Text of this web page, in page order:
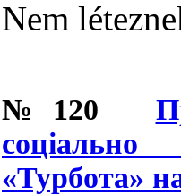
Nem
№120
«Турбота»